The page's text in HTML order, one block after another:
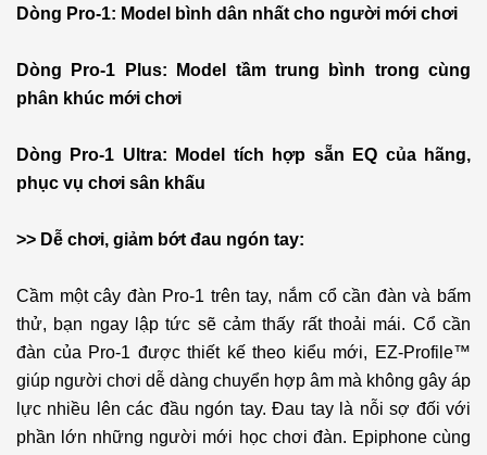
Dòng Pro-1: Model bình dân nhất cho người mới chơi
Dòng Pro-1 Plus: Model tầm trung bình trong cùng
phân khúc mới chơi
Dòng Pro-1 Ultra: Model tích hợp sẵn EQ của hãng,
phục vụ chơi sân khấu
>> Dễ chơi, giảm bớt đau ngón tay:
Cầm một cây đàn Pro-1 trên tay, nắm cổ cần đàn và bấm
thử, bạn ngay lập tức sẽ cảm thấy rất thoải mái. Cổ cần
đàn của Pro-1 được thiết kế theo kiểu mới, EZ-Profile™
giúp người chơi dễ dàng chuyển hợp âm mà không gây áp
lực nhiều lên các đầu ngón tay. Đau tay là nỗi sợ đối với
phần lớn những người mới học chơi đàn. Epiphone cùng